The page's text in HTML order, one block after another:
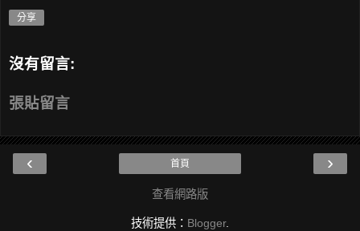
分享
沒有留言:
張貼留言
‹ ›
首頁
查看網路版
技術提供： Blogger.